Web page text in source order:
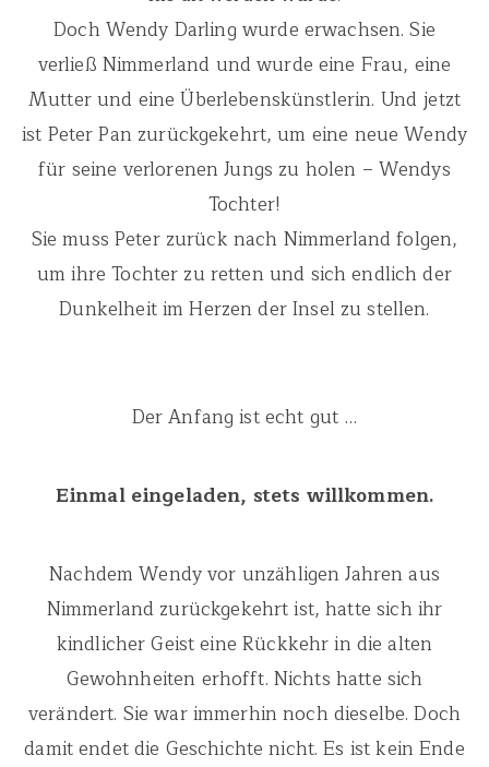
Doch Wendy Darling wurde erwachsen. Sie
verließ Nimmerland und wurde eine Frau, eine
Mutter und eine Überlebenskünstlerin. Und jetzt
ist Peter Pan zurückgekehrt, um eine neue Wendy
für seine verlorenen Jungs zu holen – Wendys
Tochter!
Sie muss Peter zurück nach Nimmerland folgen,
um ihre Tochter zu retten und sich endlich der
Dunkelheit im Herzen der Insel zu stellen.
Der Anfang ist echt gut …
Einmal eingeladen, stets willkommen.
Nachdem Wendy vor unzähligen Jahren aus
Nimmerland zurückgekehrt ist, hatte sich ihr
kindlicher Geist eine Rückkehr in die alten
Gewohnheiten erhofft. Nichts hatte sich
verändert. Sie war immerhin noch dieselbe. Doch
damit endet die Geschichte nicht. Es ist kein Ende